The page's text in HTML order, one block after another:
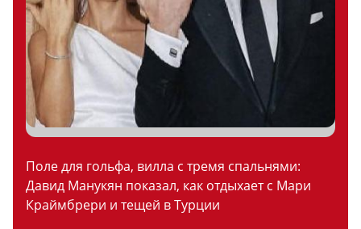
Поле для гольфа, вилла с тремя спальнями:
Давид Манукян показал, как отдыхает с Мари
Краймбрери и тещей в Турции